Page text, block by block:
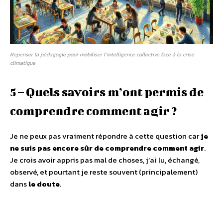
Repenser la pédagogie pour mobiliser l’intelligence collective face à la crise
climatique
5 – Quels savoirs m’ont permis de
comprendre comment agir ?
Je ne peux pas vraiment répondre à cette question carje
ne suis pas encore sûr de comprendre comment agir.
Je crois avoir appris pas mal de choses, j’ai lu, échangé,
observé, et pourtant je reste souvent (principalement)
dansle doute.